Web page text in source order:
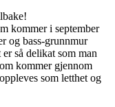
kommer i september
og bass-grunnmur
så delikat som man
kommer gjennom
som letthet og